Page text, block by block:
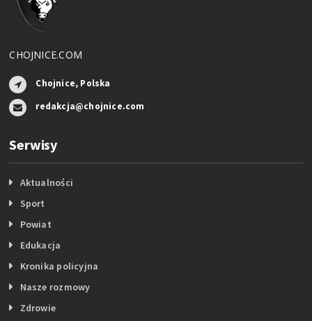
CHOJNICE.COM
Chojnice, Polska
redakcja@chojnice.com
Serwisy
Aktualności
Sport
Powiat
Edukacja
Kronika policyjna
Nasze rozmowy
Zdrowie